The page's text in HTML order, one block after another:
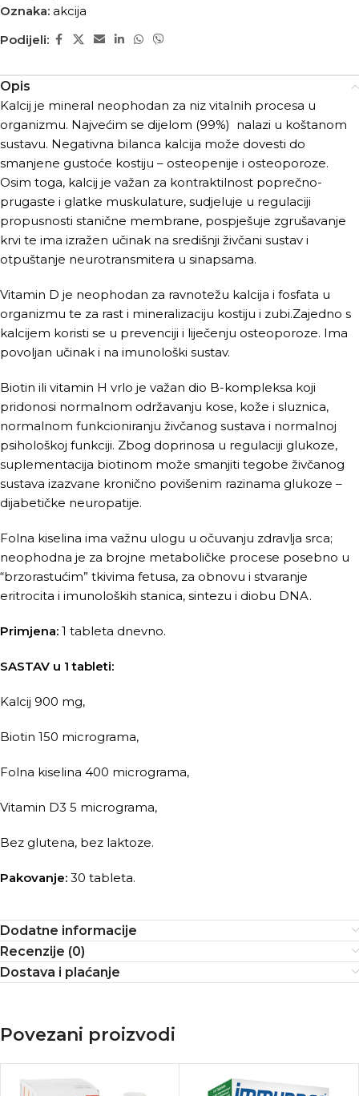
Oznaka: akcija
Podijeli:
Opis
Kalcij je mineral neophodan za niz vitalnih procesa u
organizmu. Najvećim se dijelom (99%) nalazi u koštanom
sustavu. Negativna bilanca kalcija može dovesti do
smanjene gustoće kostiju – osteopenije i osteoporoze.
Osim toga, kalcij je važan za kontraktilnost poprečno-
prugaste i glatke muskulature, sudjeluje u regulaciji
propusnosti stanične membrane, pospješuje zgrušavanje
krvi te ima izražen učinak na središnji živčani sustav i
otpuštanje neurotransmitera u sinapsama.
Vitamin D je neophodan za ravnotežu kalcija i fosfata u
organizmu te za rast i mineralizaciju kostiju i zubi.Zajedno s
kalcijem koristi se u prevenciji i liječenju osteoporoze. Ima
povoljan učinak i na imunološki sustav.
Biotin ili vitamin H vrlo je važan dio B-kompleksa koji
pridonosi normalnom održavanju kose, kože i sluznica,
normalnom funkcioniranju živčanog sustava i normalnoj
psihološkoj funkciji. Zbog doprinosa u regulaciji glukoze,
suplementacija biotinom može smanjiti tegobe živčanog
sustava izazvane kronično povišenim razinama glukoze –
dijabetičke neuropatije.
Folna kiselina ima važnu ulogu u očuvanju zdravlja srca;
neophodna je za brojne metaboličke procese posebno u
“brzorastućim” tkivima fetusa, za obnovu i stvaranje
eritrocita i imunoloških stanica, sintezu i diobu DNA.
Primjena: 1 tableta dnevno.
SASTAV u 1 tableti:
Kalcij 900 mg,
Biotin 150 micrograma,
Folna kiselina 400 micrograma,
Vitamin D3 5 micrograma,
Bez glutena, bez laktoze.
Pakovanje: 30 tableta.
Dodatne informacije
Recenzije (0)
Dostava i plaćanje
Povezani proizvodi